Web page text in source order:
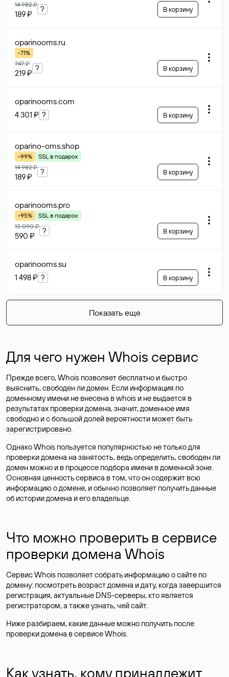
14 982 ₽
189 ₽
? В корзину
oparinooms.ru
-71%
747 ₽
219 ₽
? В корзину
oparinooms.com
4 301 ₽ ? В корзину
oparino-oms.shop
-99%
SSL в подарок
14 982 ₽
189 ₽
? В корзину
oparinooms.pro
-95%
SSL в подарок
13 090 ₽
590 ₽
? В корзину
oparinooms.su
1 498 ₽ ? В корзину
Показать еще
Для чего нужен Whois сервис
Прежде всего, Whois позволяет бесплатно и быстро
выяснить, свободен ли домен. Если информация по
доменному имени не внесена в whois и не выдается в
результатах проверки домена, значит, доменное имя
свободно и с большой долей вероятности может быть
зарегистрировано.
Однако Whois пользуется популярностью не только для
проверки домена на занятость, ведь определить, свободен ли
домен можно и в процессе подбора имени в доменной зоне.
Основная ценность сервиса в том, что он содержит всю
информацию о домене, и обычно позволяет получить данные
об истории домена и его владельце.
Что можно проверить в сервисе
проверки домена Whois
Сервис Whois позволяет собрать информацию о сайте по
домену: посмотреть возраст домена и дату, когда завершится
регистрация, актуальные DNS-серверы, кто является
регистратором, а также узнать, чей сайт.
Ниже разбираем, какие данные можно получить после
проверки домена в сервисе Whois.
Как узнать, кому принадлежит